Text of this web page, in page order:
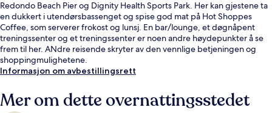
Redondo Beach Pier og Dignity Health Sports Park. Her kan gjestene ta
en dukkert i utendørsbassenget og spise god mat på Hot Shoppes
Coffee, som serverer frokost og lunsj. En bar/lounge, et døgnåpent
treningssenter og et treningssenter er noen andre høydepunkter å se
frem til her. ANdre reisende skryter av den vennlige betjeningen og
shoppingmulighetene.
Informasjon om avbestillingsrett
Mer om dette overnattingsstedet